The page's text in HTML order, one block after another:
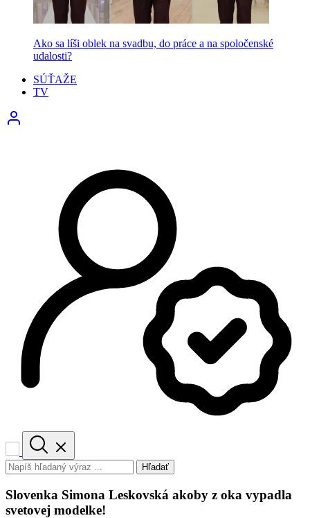
Ako sa líši oblek na svadbu, do práce a na spoločenské
udalosti?
SÚŤAŽE
TV
Hľadať
Slovenka Simona Leskovská akoby z oka vypadla
svetovej modelke!